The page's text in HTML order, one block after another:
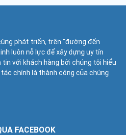
phát triển, trên "đường đến
luôn nỗ lực để xây dựng uy tín
với khách hàng bởi chúng tôi hiểu
chính là thành công của chúng
FACEBOOK